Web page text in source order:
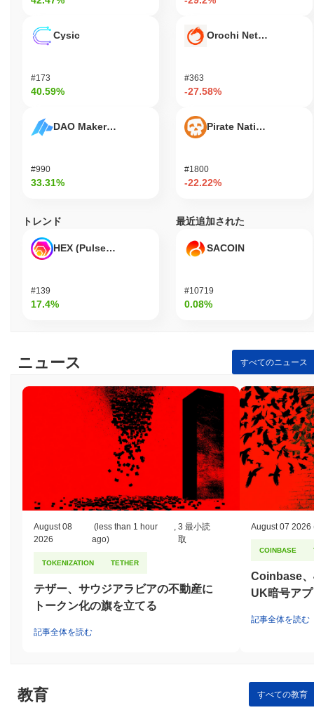
Cysic
#173
40.59%
DAO Maker Token
#990
33.31%
Orochi Network
#363
-27.58%
Pirate Nation Token
#1800
-22.22%
トレンド
HEX (Pulsechain)
#139
17.4%
最近追加された
SACOIN
#10719
0.08%
ニュース すべてのニュース
August 08
2026
(less than 1 hour
ago)
,3 最小読
取
TOKENIZATION TETHER
テザー、サウジアラビアの不動産に
トークン化の旗を立てる
記事全体を読む
August 07 2026
COINBASE
Coinbase、
UK暗号ア
記事全体を読む
教育 すべての教育